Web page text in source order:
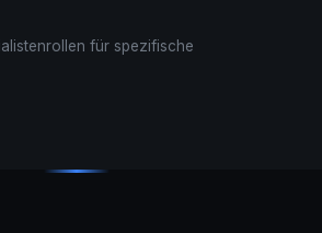
für spezifische